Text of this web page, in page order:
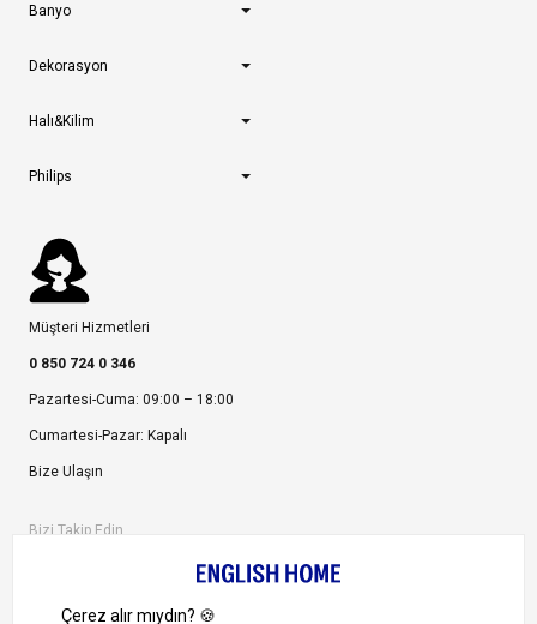
Banyo
Dekorasyon
Halı&Kilim
Philips
Müşteri Hizmetleri
0 850 724 0 346
Pazartesi-Cuma: 09:00 – 18:00
Cumartesi-Pazar: Kapalı
Bize Ulaşın
Bizi Takip Edin